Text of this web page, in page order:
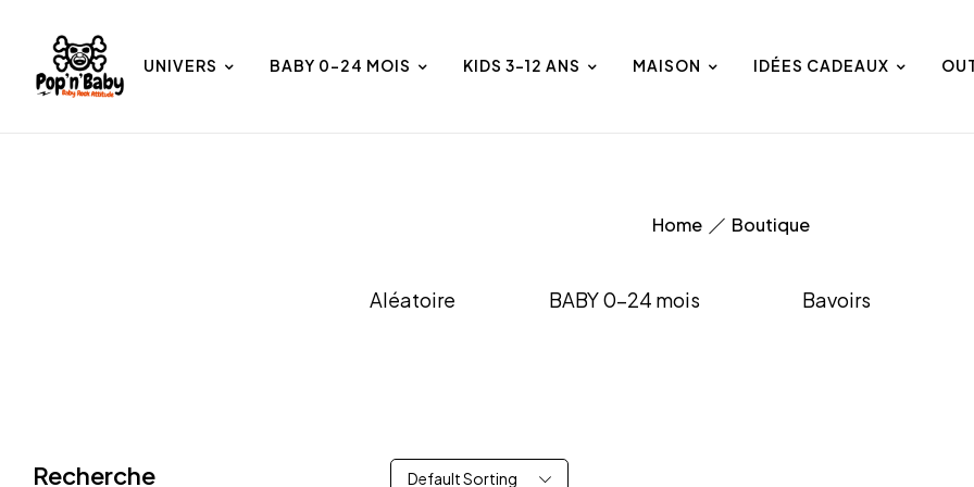
UNIVERS BABY 0-24 MOIS KIDS 3-12 ANS MAISON IDÉES CADEAUX
Home Boutique
Aléatoire BABY 0-24 mois Bavoirs
Recherche Default Sorting